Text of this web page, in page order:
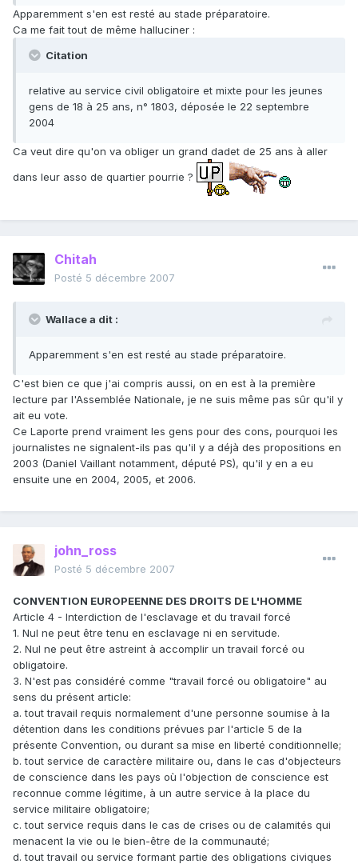
Apparemment s'en est resté au stade préparatoire.
Ca me fait tout de même halluciner :
Citation
relative au service civil obligatoire et mixte pour les jeunes
gens de 18 à 25 ans, n° 1803, déposée le 22 septembre
2004
Ca veut dire qu'on va obliger un grand dadet de 25 ans à aller
dans leur asso de quartier pourrie ?
Chitah
Posté 5 décembre 2007
Wallace a dit :
Apparemment s'en est resté au stade préparatoire.
C'est bien ce que j'ai compris aussi, on en est à la première
lecture par l'Assemblée Nationale, je ne suis même pas sûr qu'il y
ait eu vote.
Ce Laporte prend vraiment les gens pour des cons, pourquoi les
journalistes ne signalent-ils pas qu'il y a déjà des propositions en
2003 (Daniel Vaillant notamment, député PS), qu'il y en a eu
ensuite une en 2004, 2005, et 2006.
john_ross
Posté 5 décembre 2007
CONVENTION EUROPEENNE DES DROITS DE L'HOMME
Article 4 - Interdiction de l'esclavage et du travail forcé
1. Nul ne peut être tenu en esclavage ni en servitude.
2. Nul ne peut être astreint à accomplir un travail forcé ou
obligatoire.
3. N'est pas considéré comme "travail forcé ou obligatoire" au
sens du présent article:
a. tout travail requis normalement d'une personne soumise à la
détention dans les conditions prévues par l'article 5 de la
présente Convention, ou durant sa mise en liberté conditionnelle;
b. tout service de caractère militaire ou, dans le cas d'objecteurs
de conscience dans les pays où l'objection de conscience est
reconnue comme légitime, à un autre service à la place du
service militaire obligatoire;
c. tout service requis dans le cas de crises ou de calamités qui
menacent la vie ou le bien-être de la communauté;
d. tout travail ou service formant partie des obligations civiques